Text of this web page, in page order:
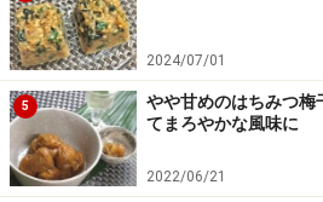
2024/07/01
5
やや甘めのはちみつ梅
てまろやかな風味に
2022/06/21